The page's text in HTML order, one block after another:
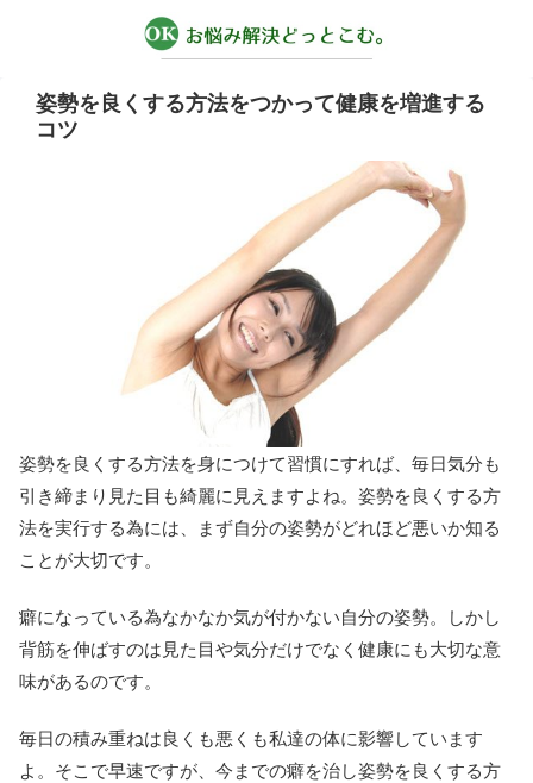
姿勢を良くする方法をつかって健康を増進する
コツ
姿勢を良くする方法を身につけて習慣にすれば、毎日気分も
引き締まり見た目も綺麗に見えますよね。姿勢を良くする方
法を実行する為には、まず自分の姿勢がどれほど悪いか知る
ことが大切です。
癖になっている為なかなか気が付かない自分の姿勢。しかし
背筋を伸ばすのは見た目や気分だけでなく健康にも大切な意
味があるのです。
毎日の積み重ねは良くも悪くも私達の体に影響しています
よ。そこで早速ですが、今までの癖を治し姿勢を良くする方